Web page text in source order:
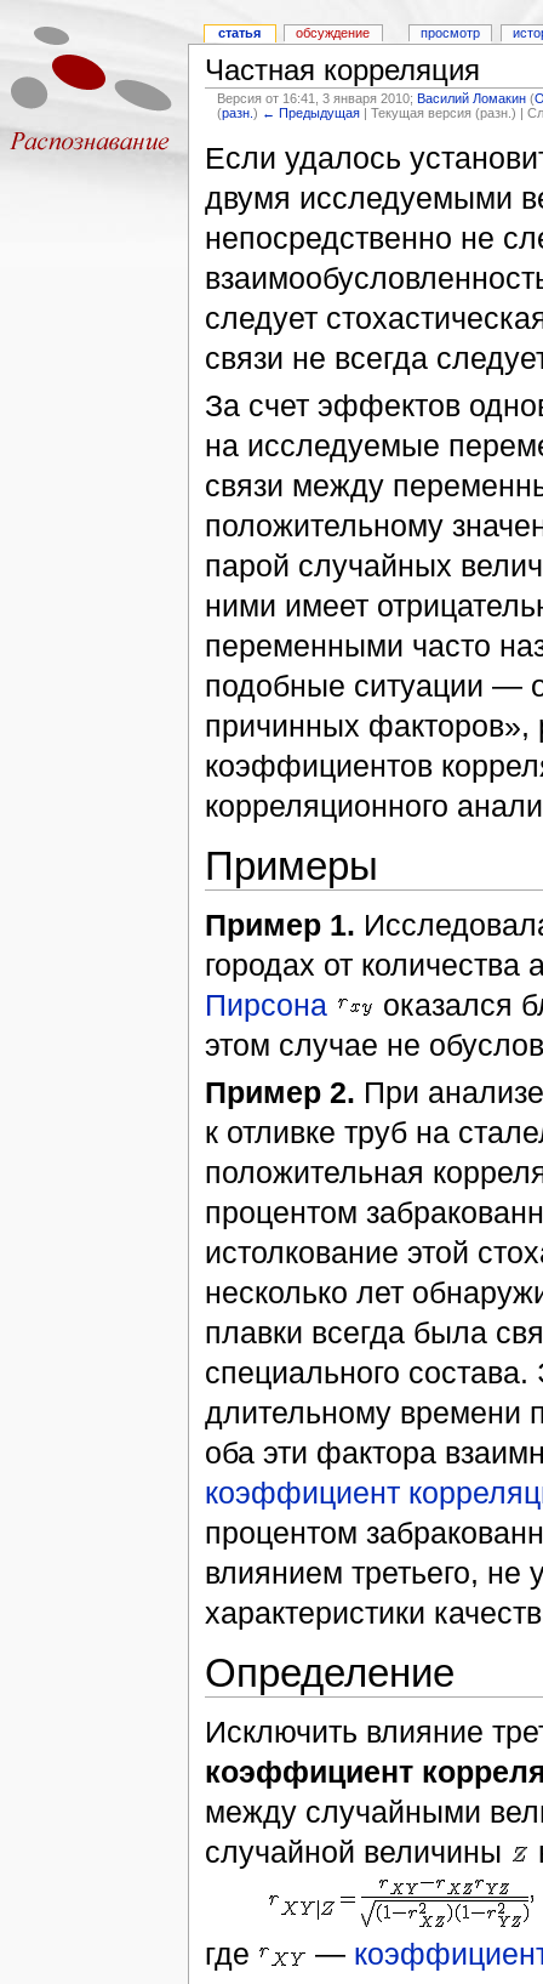
Частная корреляция
Версия от 16:41, 3 января 2010;Василий Ломакин (
(разн.) ← Предыдущая | Текущая версия (разн.) |
Если удалось
двумя исследуемыми
непосредственно не
следует
связи не всегда
За счет эффектов
на исследуемые
связи между
положительному
парой случайных
ними имеет
переменными часто
подобные ситуации —
причинных факторов»,
коэффициентов
корреляционного
Примеры
Пример 1.
городах от количества
Пирсона
оказался
этом случае не
Пример 2. При
к отливке труб на
положительная
процентом
истолкование этой
несколько лет
плавки всегда была
специального
длительному времени
оба эти фактора
коэффициент
процентом
влиянием третьего,
характеристики
Определение
Исключить влияние
коэффициент
между случайными
случайной величины
где —
статья обсуждение просмотр